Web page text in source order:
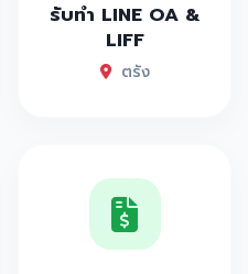
รับทำ LINE OA &
LIFF
ตรัง